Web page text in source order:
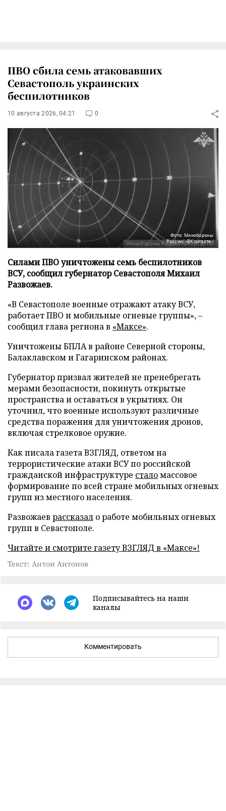
ПВО сбила семь атаковавших
Севастополь украинских
беспилотников
10 августа 2026, 04:21 0
Фото: Минобороны
России/«ВКонтакте»
Силами ПВО уничтожены семь беспилотников
ВСУ, сообщил губернатор Севастополя Михаил
Развожаев.
«В Севастополе военные отражают атаку ВСУ,
работает ПВО и мобильные огневые группы», –
сообщил глава региона в «Максе».
Уничтожены БПЛА в районе Северной стороны,
Балаклавском и Гагаринском районах.
Губернатор призвал жителей не пренебрегать
мерами безопасности, покинуть открытые
пространства и оставаться в укрытиях. Он
уточнил, что военные используют различные
средства поражения для уничтожения дронов,
включая стрелковое оружие.
Как писала газета ВЗГЛЯД, ответом на
террористические атаки ВСУ по российской
гражданской инфраструктуре сталомассовое
формирование по всей стране мобильных огневых
групп из местного населения.
Развожаев рассказал о работе мобильных огневых
групп в Севастополе.
Читайте и смотрите газету ВЗГЛЯД в «Максе»!
Текст: Антон Антонов
Подписывайтесь на наши
каналы
Комментировать